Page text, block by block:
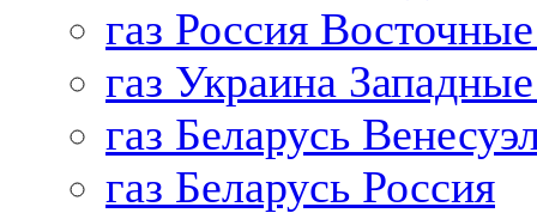
газ Россия
газ Украина
газ Беларусь
газ Беларусь Россия